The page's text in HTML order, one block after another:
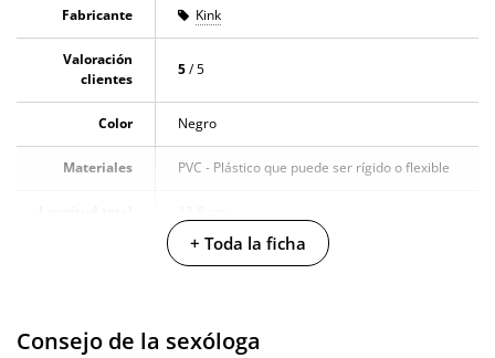
Cuerpo flexible que permitemovimientos amplios
Mango diseñado para unagarre firmey una dirección exacta.
Material de fácil mantenimiento que garantiza una
Fabricante Kink
Valoración
clientes
5/ 5
Color Negro
Materiales PVC - Plástico que puede ser rígido o flexible
animales
+ Toda la ficha
Consejo de la sexóloga